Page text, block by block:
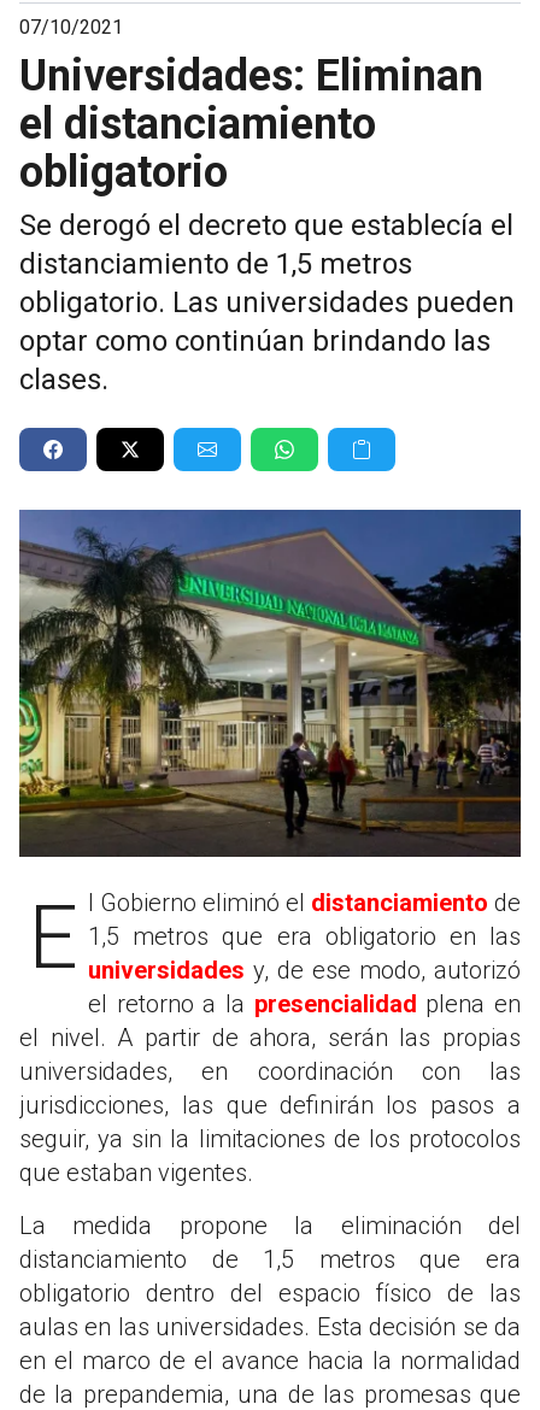
07/10/2021
Universidades: Eliminan
el distanciamiento
obligatorio
Se derogó el decreto que establecía el
distanciamiento de 1,5 metros
obligatorio. Las universidades pueden
optar como continúan brindando las
clases.
El Gobierno eliminó el distanciamiento de
1,5 metros que era obligatorio en las
universidades y, de ese modo, autorizó
el retorno a la presencialidad plena en
el nivel. A partir de ahora, serán las propias
universidades, en coordinación con las
jurisdicciones, las que definirán los pasos a
seguir, ya sin la limitaciones de los protocolos
que estaban vigentes.
La medida propone la eliminación del
distanciamiento de 1,5 metros que era
obligatorio dentro del espacio físico de las
aulas en las universidades. Esta decisión se da
en el marco de el avance hacia la normalidad
de la prepandemia, una de las promesas que